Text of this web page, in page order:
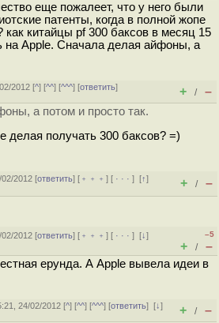
еще пожалеет, что у него были
патенты, когда в полной жопе
как китайцы pf 300 баксов в месяц 15
на Apple. Сначала делая айфоны, а
2012 [^] [^^] [^^^] [ответить]
+ / –
а потом и просто так.
делая получать 300 баксов? =)
2012 [ответить] [ ﹢﹢﹢] [ · · ·][↑]
+ / –
2012 [ответить] [ ﹢﹢﹢] [ · · ·][↓]
–5
+ / –
ерунда. А Apple вывела идеи в
24/02/2012 [^] [^^] [^^^] [ответить][↓]
+ / –